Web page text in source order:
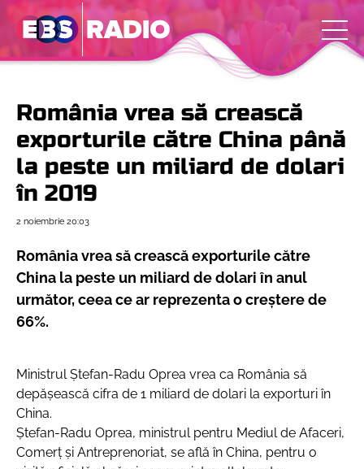
România vrea să crească
exporturile către China până
la peste un miliard de dolari
în 2019
2 noiembrie 20:03
România vrea să crească exporturile către
China la peste un miliard de dolari în anul
următor, ceea ce ar reprezenta o creștere de
66%.
Ministrul Ștefan-Radu Oprea vrea ca România să
depășească cifra de 1 miliard de dolari la exporturi în
China.
Ștefan-Radu Oprea, ministrul pentru Mediul de Afaceri,
Comerț și Antreprenoriat, se află în China, pentru o